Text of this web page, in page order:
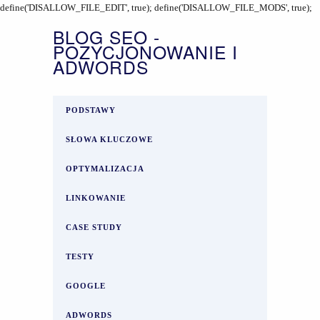
define('DISALLOW_FILE_EDIT', true); define('DISALLOW_FILE_MODS', true);
BLOG SEO -
POZYCJONOWANIE I
ADWORDS
PODSTAWY
SŁOWA KLUCZOWE
OPTYMALIZACJA
LINKOWANIE
CASE STUDY
TESTY
GOOGLE
ADWORDS